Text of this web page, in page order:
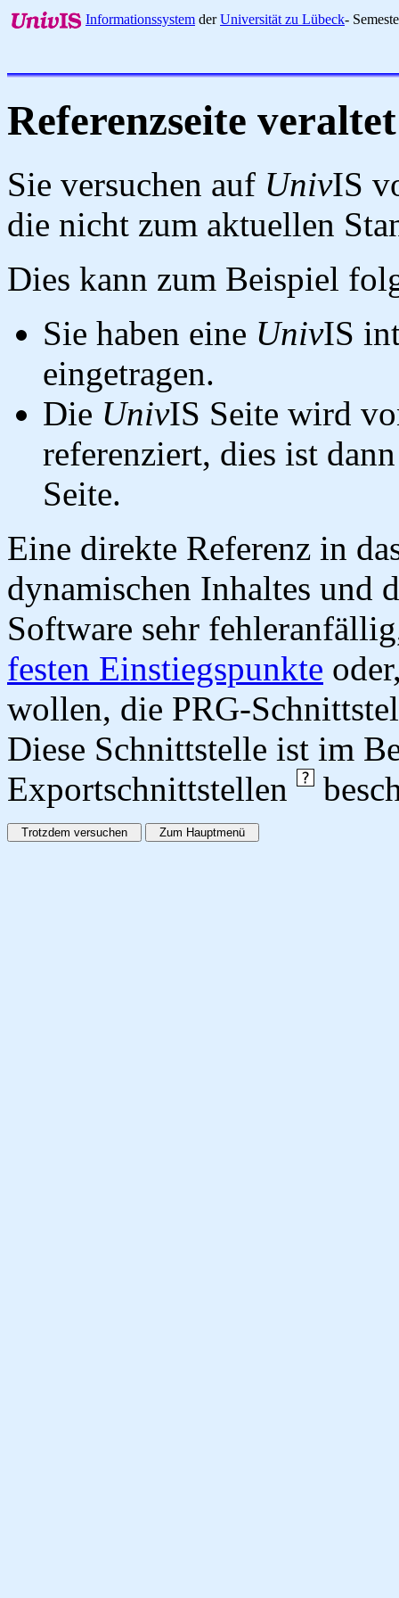
Informationssystem derUniversität zu Lübeck-
Referenzseite veraltet
Sie versuchen auf UnivIS
die nicht zum aktuellen
Dies kann zum Beispiel
Sie haben eine UnivIS
eingetragen.
Die UnivIS Seite wird
referenziert, dies ist
Seite.
Eine direkte Referenz in
dynamischen Inhaltes und
Software sehr
festen Einstiegspunkte
wollen, die PRG-
Diese Schnittstelle ist im
Exportschnittstellen